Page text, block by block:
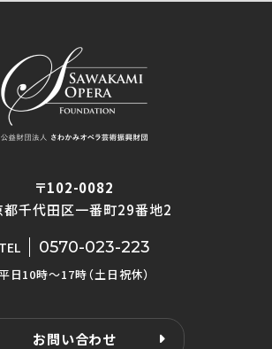
〒102-0082
都千代田区一番町29番地2
TEL 0570-023-223
日10時〜17時（土日祝休）
お問い合わせ